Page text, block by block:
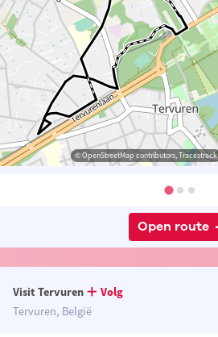
© OpenStreetMap contributors, Tracestrack
Open route
Visit Tervuren
Volg
Tervuren, België